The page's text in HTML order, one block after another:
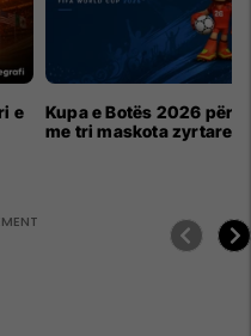
e
Kupa e Botës 2026 për
me tri maskota zyrtare